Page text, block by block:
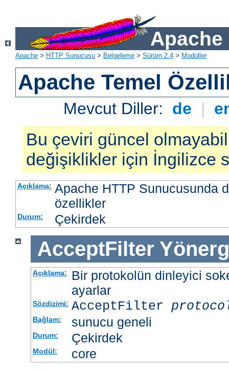
Apache
Apache > HTTP Sunucusu > Belgeleme > Sürüm 2.4 > Modüller
Apache Temel
Mevcut Diller: de |
Bu çeviri güncel
değişiklikler için İngilizce
Açıklama: Apache HTTP Sunucusunda
özellikler
Durum: Çekirdek
AcceptFilter
Açıklama:
Bir protokolün dinleyici
ayarlar
Sözdizimi: AcceptFilter
Bağlam: sunucu geneli
Durum: Çekirdek
Modül: core